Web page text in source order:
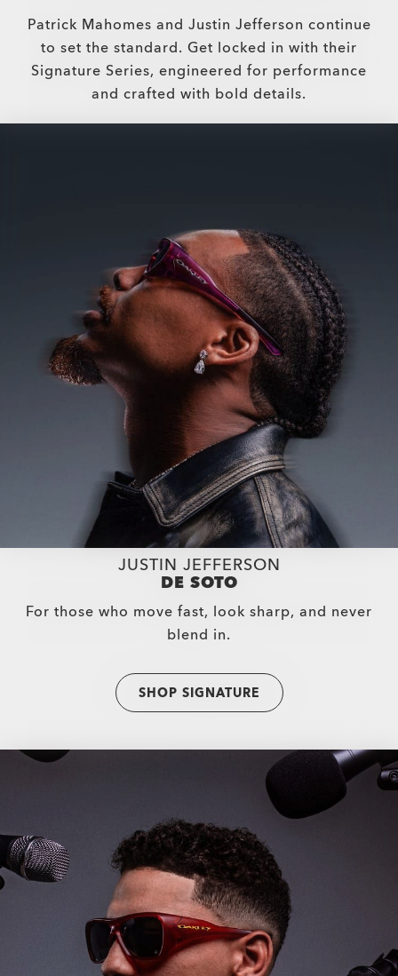
Patrick Mahomes and Justin Jefferson continue
to set the standard. Get locked in with their
Signature Series, engineered for performance
and crafted with bold details.
JUSTIN JEFFERSON
DE SOTO
For those who move fast, look sharp, and never
blend in.
SHOP SIGNATURE